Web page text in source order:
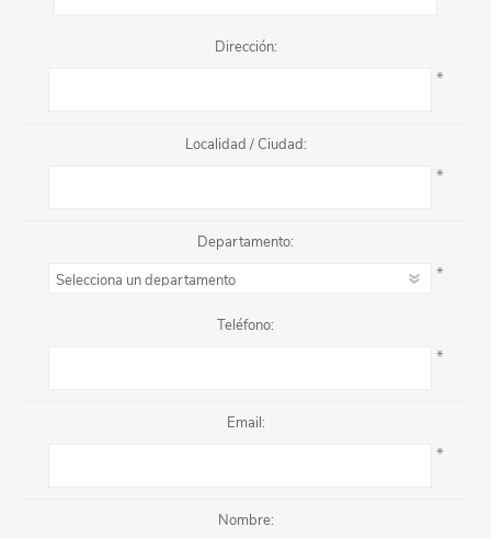
Dirección:
*
Localidad / Ciudad:
*
Departamento:
*
Teléfono:
*
Email:
*
Nombre: